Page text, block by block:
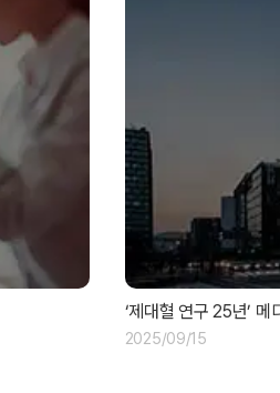
‘제대혈 연구 25년’
2025/09/15